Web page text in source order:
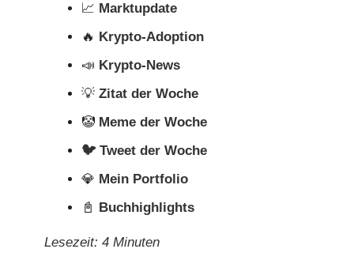
📈 Marktupdate
🔥 Krypto-Adoption
📣 Krypto-News
💡 Zitat der Woche
🤡 Meme der Woche
🐦 Tweet der Woche
💎 Mein Portfolio
📓 Buchhighlights
Lesezeit: 4 Minuten